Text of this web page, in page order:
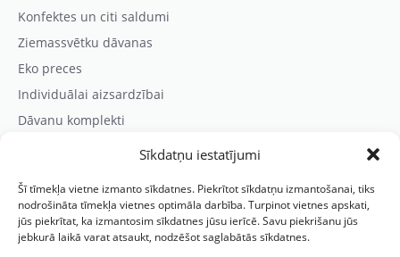
Sīkdatņu iestatījumi
Šī tīmekļa vietne izmanto sīkdatnes. Piekrītot sīkdatņu izmantošanai, tiks
nodrošināta tīmekļa vietnes optimāla darbība. Turpinot vietnes apskati,
jūs piekrītat, ka izmantosim sīkdatnes jūsu ierīcē. Savu piekrišanu jūs
jebkurā laikā varat atsaukt, nodzēšot saglabātās sīkdatnes.
Konfektes un citi saldumi
Ziemassvētku dāvanas
Eko preces
Individuālai aizsardzībai
Dāvanu komplekti
Kontaktinformācija
Prezentreklāmas aģentūra “PARIS”
Reģ.nr.: 40103625328